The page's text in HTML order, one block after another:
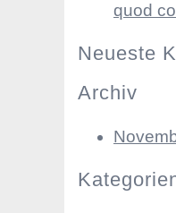
quod
Neueste
Archiv